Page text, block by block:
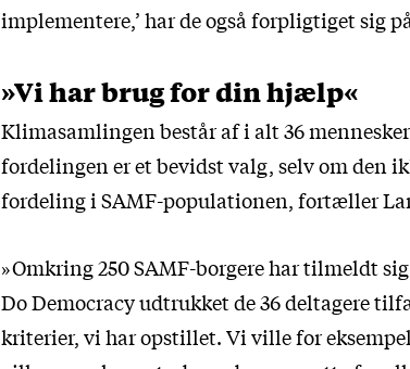
implementere,’ har de også forpligtiget sig
»Vi har brug for din hjælp«
Klimasamlingen består af i alt 36
fordelingen er et bevidst valg, selv om den
fordeling i SAMF-populationen, fortæller
»Omkring 250 SAMF-borgere har tilmeldt
Do Democracy udtrukket de 36 deltagere
kriterier, vi har opstillet. Vi ville for